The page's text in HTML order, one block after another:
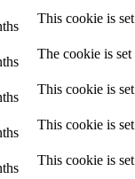
This cookie is
The cookie is
This cookie is
This cookie is
This cookie is